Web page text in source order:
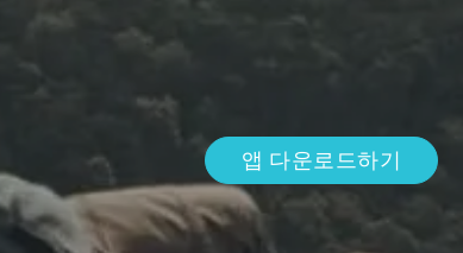
앱 다운로드하기